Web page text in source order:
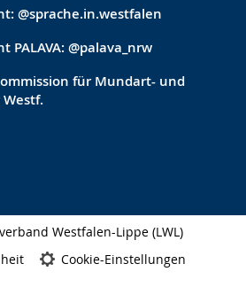
@sprache.in.westfalen
PALAVA: @palava_nrw
für Mundart- und
Westfalen-Lippe (LWL)
Cookie-Einstellungen